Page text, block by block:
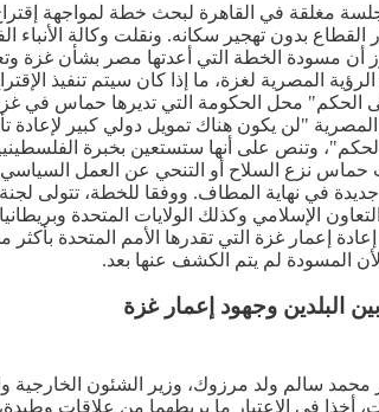
جلسة مغلقة في القاهرة لبحث خطة لمواجهة
القطاع بدون تهجير سكانه. ونقلت وكالة
أن مسودة الخطة التي أعدتها مصر بشأن
المصرية لغزة، ما إذا كان سيتم تنفيذ
على الحكم" محل الحكومة التي تديرها حماس
"لن يكون هناك تمويل دولي كبير
وتنص على أنها ستستعين بخبرة
حماس نزع السلاح أو التنحي عن العمل
في نهاية المطاف. ووفقا للخطة، تتولى
الإسلامي وكذلك الولايات المتحدة
لم يتم الكشف عنها بعد.
البلدين وجهود إعمار غزة
محمد سالم ولد مرزوك، وزير الشئون الخارجية
أخذا فى الإعتبار ما يربطهما من علاقات